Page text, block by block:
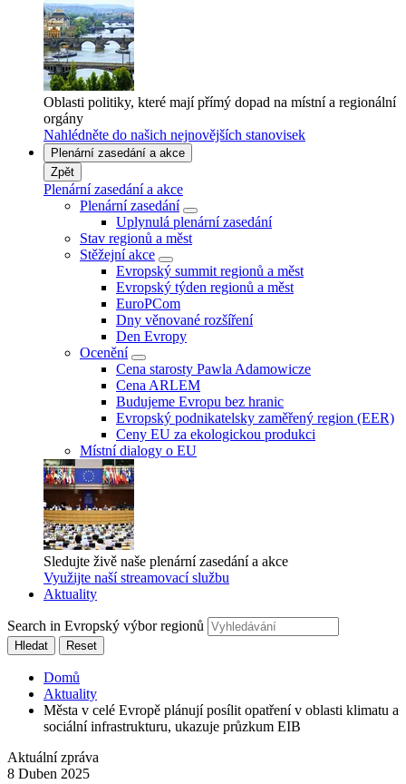
Oblasti politiky, které mají přímý dopad na místní a regionální
orgány
Nahlédněte do našich nejnovějších stanovisek
Plenární zasedání a akce
Zpět
Plenární zasedání a akce
Plenární zasedání
Uplynulá plenární zasedání
Stav regionů a měst
Stěžejní akce
Evropský summit regionů a měst
Evropský týden regionů a měst
EuroPCom
Dny věnované rozšíření
Den Evropy
Ocenění
Cena starosty Pawla Adamowicze
Cena ARLEM
Budujeme Evropu bez hranic
Evropský podnikatelsky zaměřený region (EER)
Ceny EU za ekologickou produkci
Místní dialogy o EU
Sledujte živě naše plenární zasedání a akce
Využijte naší streamovací službu
Aktuality
Search in Evropský výbor regionů
Hledat Reset
Domů
Aktuality
Města v celé Evropě plánují posílit opatření v oblasti klimatu a
sociální infrastrukturu, ukazuje průzkum EIB
Aktuální zpráva
8 Duben 2025